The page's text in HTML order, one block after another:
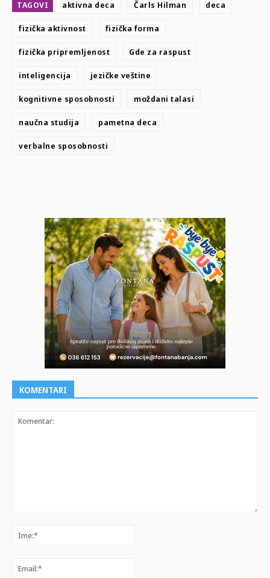
TAGOVI aktivna deca Čarls Hilman deca
fizička aktivnost fizička forma
fizička pripremljenost Gde za raspust
inteligencija jezičke veštine
kognitivne sposobnosti moždani talasi
naučna studija pametna deca
verbalne sposobnosti
KOMENTARI